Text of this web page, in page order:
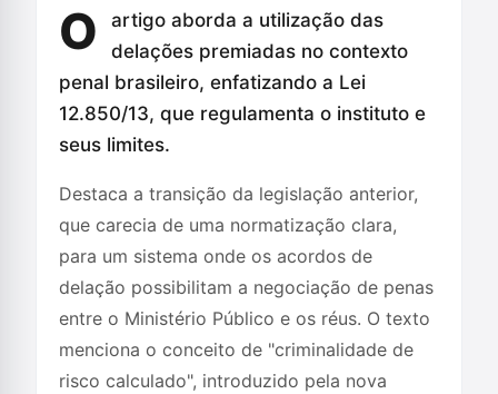
O
artigo aborda a utilização das
delações premiadas no contexto
penal brasileiro, enfatizando a Lei
12.850/13, que regulamenta o instituto e
seus limites.
Destaca a transição da legislação anterior,
que carecia de uma normatização clara,
para um sistema onde os acordos de
delação possibilitam a negociação de penas
entre o Ministério Público e os réus. O texto
menciona o conceito de "criminalidade de
risco calculado", introduzido pela nova